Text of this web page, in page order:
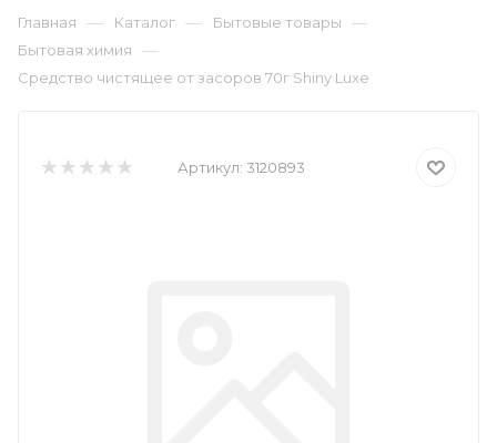
Главная — Каталог — Бытовые товары —
Бытовая химия —
Средство чистящее от засоров 70г Shiny Luxe
Артикул: 3120893